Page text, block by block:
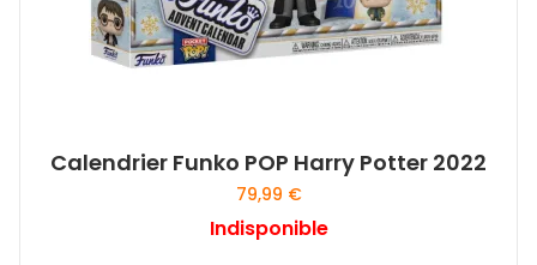
Calendrier Funko POP Harry Potter 2022
79,99 €
Indisponible